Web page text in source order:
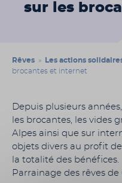
sur les
Rêves » Les actions
brocantes et internet
Depuis plusieurs
les brocantes, les vides
Alpes ainsi que sur
objets divers au profit de
la totalité des bénéfices.
Parrainage des rêves de